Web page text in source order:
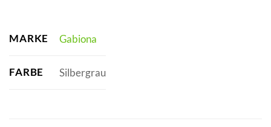
MARKE Gabiona
FARBE Silbergrau